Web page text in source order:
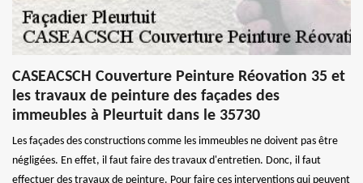
CASEACSCH Couverture Peinture Réovation 35 et
les travaux de peinture des façades des
immeubles à Pleurtuit dans le 35730
Les façades des constructions comme les immeubles ne doivent pas être
négligées. En effet, il faut faire des travaux d'entretien. Donc, il faut
effectuer des travaux de peinture. Pour faire ces interventions qui peuvent